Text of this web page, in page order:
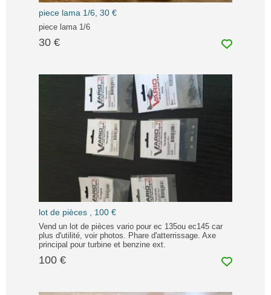
piece lama 1/6, 30 €
piece lama 1/6
30 €
lot de pièces , 100 €
Vend un lot de pièces vario pour ec 135ou ec145 car
plus d'utilité, voir photos. Phare d'atterrissage. Axe
principal pour turbine et benzine ext.
100 €